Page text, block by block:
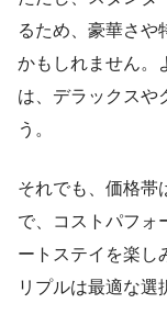
るため、豪華さや
かもしれません。
は、デラックスや
う。
それでも、価格帯
で、コストパフォ
ートステイを楽し
リプルは最適な選